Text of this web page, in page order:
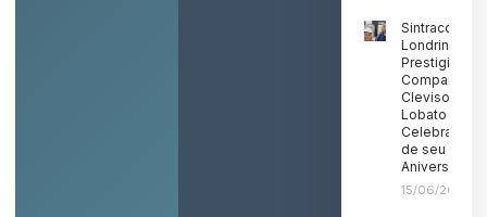
Sintracom
Londrina
Prestigia o
Companheiro
Clevison
Lobato em
Celebração
de seu
Aniversário
15/06/2026